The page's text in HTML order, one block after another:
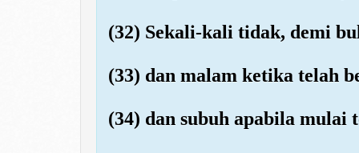
(32) Sekali-kali tidak, demi
(33) dan malam ketika telah
(34) dan subuh apabila mulai